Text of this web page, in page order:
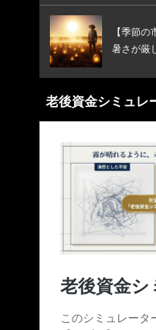
【季節
暑さが厳
老後資金シミュレ